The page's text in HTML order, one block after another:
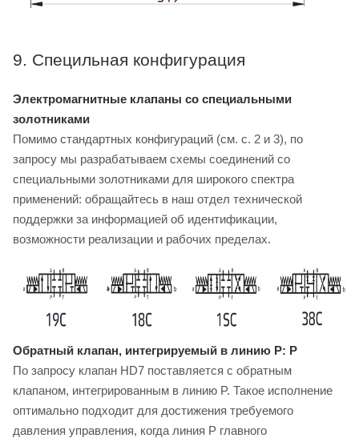
9. Специльная конфигурация
Электромагнитные клапаны со специальными
золотниками
Помимо стандартных конфигураций (см. с. 2 и 3), по
запросу мы разрабатываем схемы соединений со
специальными золотниками для широкого спектра
применений: обращайтесь в наш отдел технической
поддержки за информацией об идентификации,
возможности реализации и рабочих пределах.
Обратный клапан, интегрируемый в линию P: P
По запросу клапан HD7 поставляется с обратным
клапаном, интегрированным в линию P. Такое исполнение
оптимально подходит для достижения требуемого
давления управления, когда линия P главного